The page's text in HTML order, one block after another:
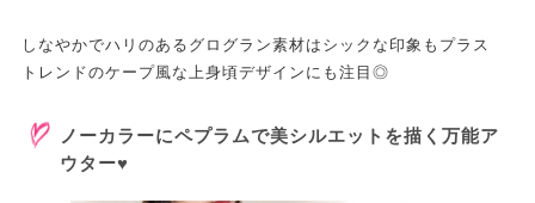
しなやかでハリのあるグログラン素材はシックな印象もプラス
トレンドのケープ風な上身頃デザインにも注目◎
ノーカラーにペプラムで美シルエットを描く万能ア
ウター♥